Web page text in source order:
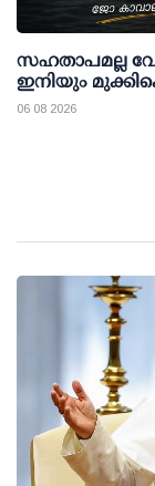
സഹതാപമല്ല
ഇനിയും
06 08 2026